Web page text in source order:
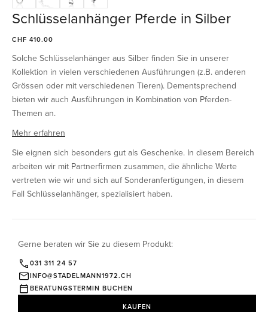
Schlüsselanhänger Pferde in Silber
CHF 410.00
Solche Schlüsselanhänger aus Silber finden Sie in unserer
Kollektion in vielen verschiedenen Ausführungen (z.B. anderen
Grössen oder mit verschiedenen Tieren). Dementsprechend
bieten wir auch Ausführungen in Kombination von Pferden-
Themen an.
Mehr erfahren
Sie eignen sich besonders gut als Geschenke. In diesem Bereich
arbeiten wir mit Partnerfirmen zusammen, die ähnliche Werte
vertreten wie wir und sich auf Sonderanfertigungen, in diesem
Fall Schlüsselanhänger, spezialisiert haben.
Gerne beraten wir Sie zu diesem Produkt:
031 311 24 57
INFO@STADELMANN1972.CH
BERATUNGSTERMIN BUCHEN
KAUFEN